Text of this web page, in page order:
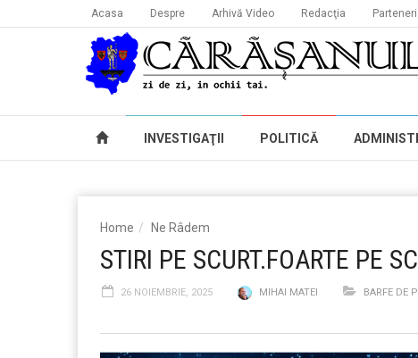
Acasa Despre Arhivă Video Redacţia
INVESTIGAŢII POLITICĂ
Home Ne Râdem
STIRI PE SCURT.FOARTE PE
26 NOIEMBRIE, 2025 MIHAI MATEI BARFE DE